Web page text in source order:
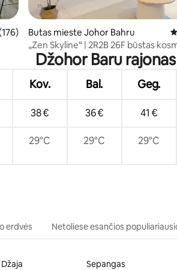
įvertinimas: 4,81 iš 5, atsiliepimų: 176
Butas mieste Johor Bahru
„Zen Skyline“ | 2R2B 26F būstas
netoli KSL
Džohor Baru
Kov. Bal. Geg.
38 € 36 € 41 €
29°C 29°C 29°C
erdvės Netoliese esančios
Sepangas